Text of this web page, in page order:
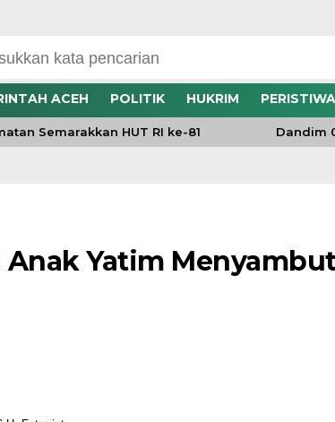
ACEH POLITIK HUKRIM PERISTIWA
Semarakkan HUT RI ke-81 Dandim
Anak Yatim